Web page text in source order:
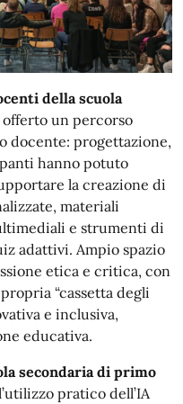
della scuola
offerto un percorso
docente: progettazione,
hanno potuto
la creazione di
materiali
e strumenti di
adattivi. Ampio spazio
etica e critica, con
“cassetta degli
e inclusiva,
educativa.
secondaria di primo
pratico dell’IA